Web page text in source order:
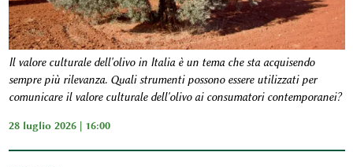
Il valore culturale dell'olivo in Italia è un tema che sta acquisendo
sempre più rilevanza. Quali strumenti possono essere utilizzati per
comunicare il valore culturale dell'olivo ai consumatori contemporanei?
28 luglio 2026 | 16:00